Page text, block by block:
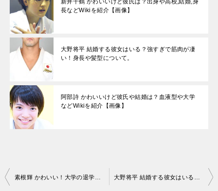
新井千鶴 かわいいけど彼氏は？出身や高校,結婚,身
長などWikiを紹介【画像】
大野将平 結婚する彼女はいる？強すぎで筋肉が凄
い！身長や髪型について。
阿部詩 かわいいけど彼氏や結婚は？血液型や大学
などWikiを紹介【画像】
投
素根輝 かわいい！大学の退学理由や体重,身長などWikiを紹介【画像】 大野将平 結婚する彼女はいる？強すぎで筋肉が凄い！身長や髪型について。